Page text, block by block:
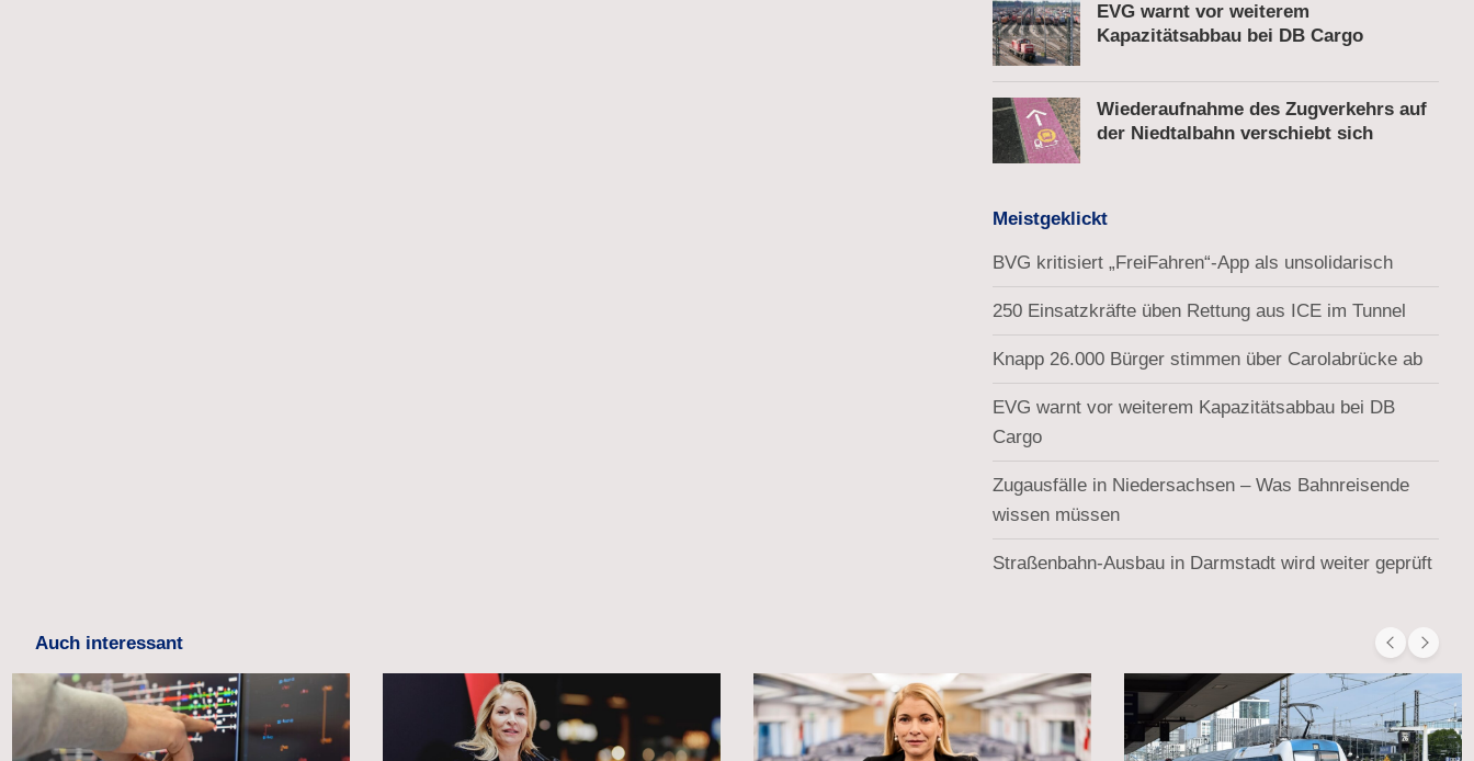
EVG warnt vor weiterem
Kapazitätsabbau bei DB Cargo
Wiederaufnahme des Zugverkehrs auf
der Niedtalbahn verschiebt sich
Meistgeklickt
BVG kritisiert „FreiFahren“-App als unsolidarisch
250 Einsatzkräfte üben Rettung aus ICE im Tunnel
Knapp 26.000 Bürger stimmen über Carolabrücke ab
EVG warnt vor weiterem Kapazitätsabbau bei DB
Cargo
Zugausfälle in Niedersachsen – Was Bahnreisende
wissen müssen
Straßenbahn-Ausbau in Darmstadt wird weiter geprüft
Auch interessant